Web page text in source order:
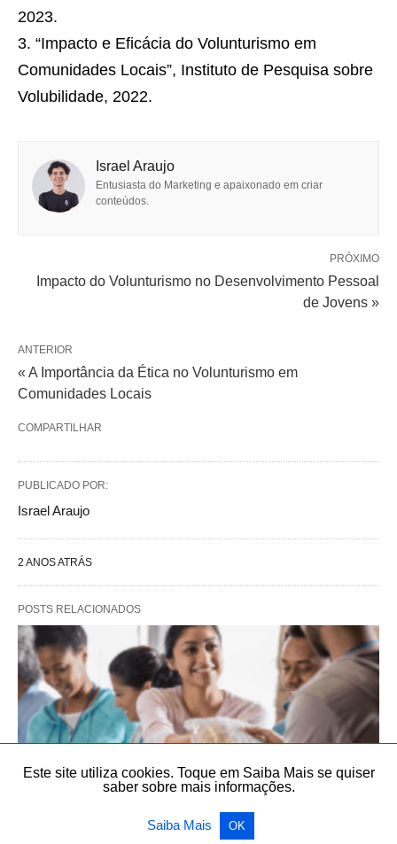
2023.
“Impacto e Eficácia do Volunturismo em
Comunidades Locais”, Instituto de Pesquisa sobre
Volubilidade, 2022.
Israel Araujo
Entusiasta do Marketing e apaixonado em criar
conteúdos.
PRÓXIMO
Impacto do Volunturismo no Desenvolvimento Pessoal
de Jovens »
ANTERIOR
« A Importância da Ética no Volunturismo em
Comunidades Locais
COMPARTILHAR
PUBLICADO POR:
Israel Araujo
2 ANOS ATRÁS
POSTS RELACIONADOS
Este site utiliza cookies. Toque em Saiba Mais se quiser
saber sobre mais informações.
Saiba Mais OK